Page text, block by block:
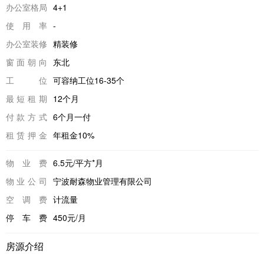
办公室格局 4+1
使用率 -
办公室装修 精装修
窗面朝向
东北
工位 可容纳工位16-35个
最短租期 12个月
付款方式 6个月一付
租赁押金 年租金10%
物业费 6.5元/平方*月
物业公司 宁波耐森物业管理有限公司
空调费 计流量
停车费 450元/月
房源介绍